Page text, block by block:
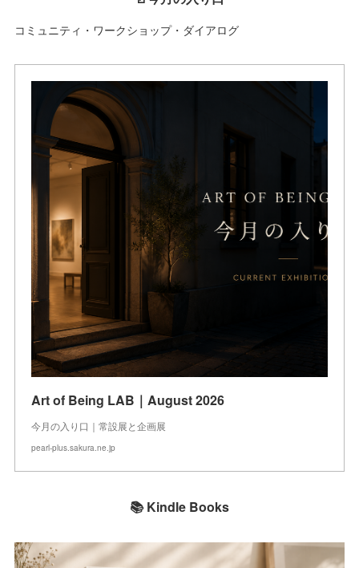
コミュニティ・ワークショップ・ダイアログ
Art of Being LAB｜August 2026
今月の入り口｜常設展と企画展
pearl-plus.sakura.ne.jp
📚 Kindle Books